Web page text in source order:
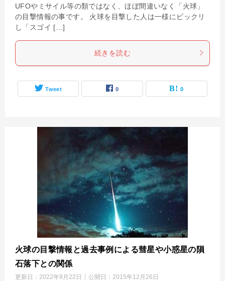
UFOやミサイル等の類ではなく、ほぼ間違いなく「火球」
の目撃情報の事です。 火球を目撃した人は一様にビックリ
し「スゴイ […]
続きを読む
Tweet 0 0
火球の目撃情報と過去事例による彗星や小惑星の隕
石落下との関係
更新日： 2022年9月22日 公開日： 2015年12月26日